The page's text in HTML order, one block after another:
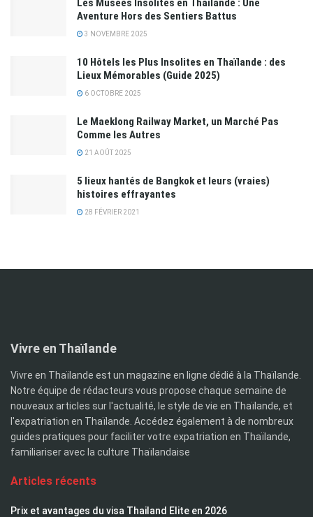
Les Musées Insolites en Thaïlande : Une
Aventure Hors des Sentiers Battus
3 NOVEMBRE 2025
10 Hôtels les Plus Insolites en Thaïlande : des
Lieux Mémorables (Guide 2025)
6 OCTOBRE 2025
Le Maeklong Railway Market, un Marché Pas
Comme les Autres
21 AOÛT 2025
5 lieux hantés de Bangkok et leurs (vraies)
histoires effrayantes
28 FÉVRIER 2021
Vivre en Thaïlande
Vivre en Thaïlande est un magazine en ligne dédié à la Thaïlande.
Notre équipe de rédacteurs vous propose chaque semaine de
nouveaux articles sur l'actualité, le style de vie en Thaïlande, et
l'expatriation en Thaïlande. Accédez également à de nombreux
guides pratiques pour faciliter votre expatriation en Thaïlande,
familiariser avec la culture Thaïlandaise
Articles récents
Prix et avantages du visa Thailand Elite en 2026